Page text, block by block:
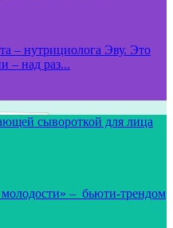
– нутрициолога Эву. Это
– над раз...
сывороткой для лица
– бьюти-трендом